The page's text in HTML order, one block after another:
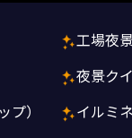
工場夜
夜景ク
プ） イルミ